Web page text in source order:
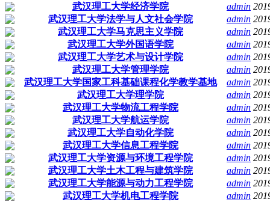
武汉理工大学经济学院
admin
武汉理工大学法学与人文社会学院
admin
武汉理工大学马克思主义学院
admin
武汉理工大学外国语学院
admin
武汉理工大学艺术与设计学院
admin
武汉理工大学管理学院
admin
武汉理工大学国家工科基础课程化学教学基地
admin
武汉理工大学理学院
admin
武汉理工大学物流工程学院
admin
武汉理工大学航运学院
admin
武汉理工大学自动化学院
admin
武汉理工大学信息工程学院
admin
武汉理工大学资源与环境工程学院
admin
武汉理工大学土木工程与建筑学院
admin
武汉理工大学能源与动力工程学院
admin
武汉理工大学机电工程学院
admin